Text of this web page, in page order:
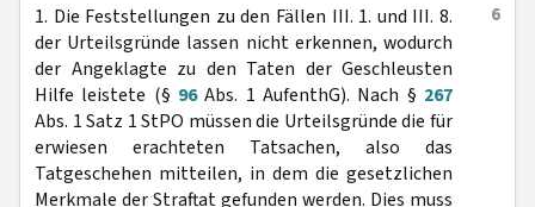
6
1. Die Feststellungen zu den Fällen III. 1. und III. 8.
der Urteilsgründe lassen nicht erkennen, wodurch
der Angeklagte zu den Taten der Geschleusten
Hilfe leistete (§ 96Abs. 1 AufenthG). Nach § 267
Abs. 1 Satz 1 StPO müssen die Urteilsgründe die für
erwiesen erachteten Tatsachen, also das
Tatgeschehen mitteilen, in dem die gesetzlichen
Merkmale der Straftat gefunden werden. Dies muss